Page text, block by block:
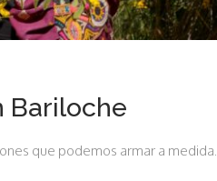
Bariloche
que podemos armar a medida.